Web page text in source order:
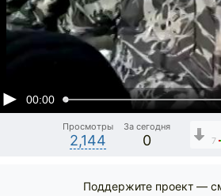
00:00
Просмотры
2,144
За сегодня
0 7
Поддержите проект —